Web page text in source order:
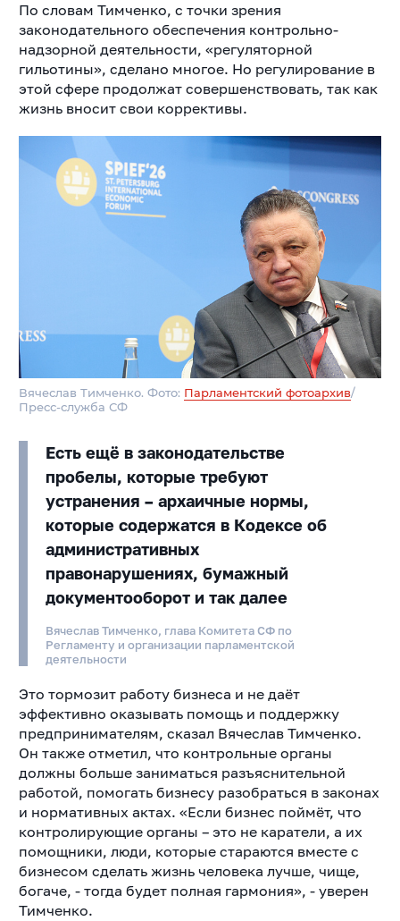
По словам Тимченко, с точки зрения
законодательного обеспечения контрольно-
надзорной деятельности, «регуляторной
гильотины», сделано многое. Но регулирование в
этой сфере продолжат совершенствовать, так как
жизнь вносит свои коррективы.
Вячеслав Тимченко. Фото: Парламентский фотоархив/
Пресс-служба СФ
Есть ещё в законодательстве
пробелы, которые требуют
устранения – архаичные нормы,
которые содержатся в Кодексе об
административных
правонарушениях, бумажный
документооборот и так далее
Вячеслав Тимченко, глава Комитета СФ по
Регламенту и организации парламентской
деятельности
Это тормозит работу бизнеса и не даёт
эффективно оказывать помощь и поддержку
предпринимателям, сказал Вячеслав Тимченко.
Он также отметил, что контрольные органы
должны больше заниматься разъяснительной
работой, помогать бизнесу разобраться в законах
и нормативных актах. «Если бизнес поймёт, что
контролирующие органы – это не каратели, а их
помощники, люди, которые стараются вместе с
бизнесом сделать жизнь человека лучше, чище,
богаче, - тогда будет полная гармония», - уверен
Тимченко.